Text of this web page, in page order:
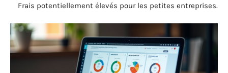
Frais potentiellement élevés pour les petites entreprises.